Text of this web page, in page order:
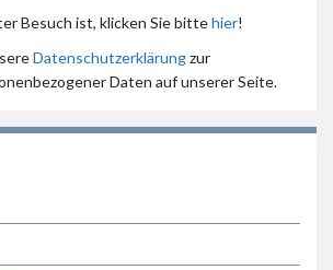
Besuch ist, klicken Sie bittehier!
Datenschutzerklärungzur
Daten auf unserer Seite.